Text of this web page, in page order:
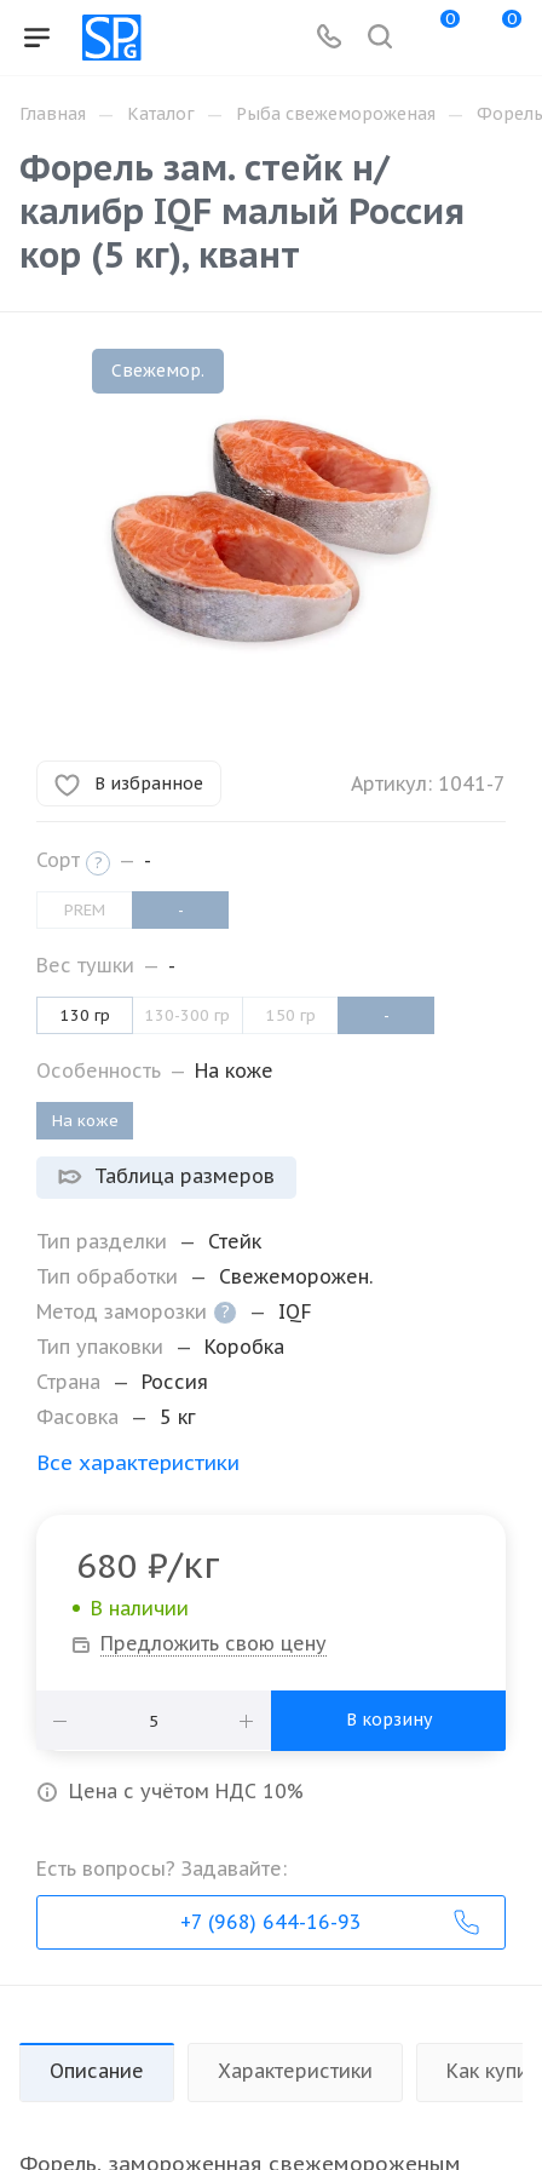
0 0
Главная — Каталог — Рыба свежемороженая — Форель
Форель зам. стейк н/
калибр IQF малый Россия
кор (5 кг), квант
Свежемор.
В избранное Артикул: 1041-7
Сорт ? — -
PREM -
Вес тушки — -
130 гр 130-300 гр 150 гр -
Особенность — На коже
На коже
Таблица размеров
Тип разделки —
Стейк
Тип обработки
—
Свежеморожен.
Метод заморозки
? —
IQF
Тип упаковки
—
Коробка
Страна
—
Россия
Фасовка
— 5 кг
Все характеристики
680 ₽/кг
В наличии
Предложить свою цену
В корзину
Цена с учётом НДС 10%
Есть вопросы? Задавайте:
+7 (968) 644-16-93
Описание Характеристики Как
Форель, замороженная свежемороженым